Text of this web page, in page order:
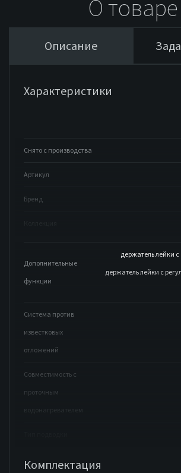
О товаре
Описание
Характеристики
Снято с производства
Артикул
Бренд
Дополнительные
функции
держатель лейки
держатель лейки с
Система против
известковых
отложений
Совместимость с
проточным
Комплектация